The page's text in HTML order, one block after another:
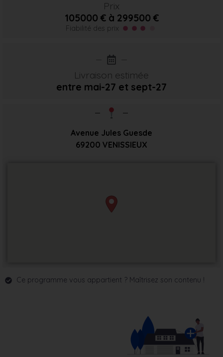
Prix
105000 € à 299500 €
Fiabilité des prix
Livraison estimée
entre mai-27 et sept-27
Avenue Jules Guesde
69200 VENISSIEUX
Ce programme vous appartient ? Maîtrisez son contenu !